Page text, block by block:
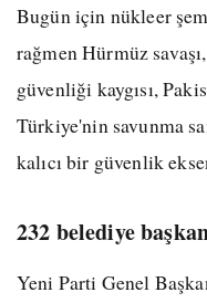
Bugün için nükleer
rağmen Hürmüz
güvenliği kaygısı,
Türkiye'nin savunma
kalıcı bir güvenlik
232 belediye
Yeni Parti Genel